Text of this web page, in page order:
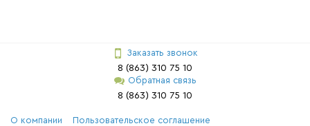
Заказать звонок
8 (863) 310 75 10
Обратная связь
8 (863) 310 75 10
О компании Пользовательское соглашение